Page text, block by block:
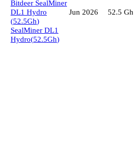
Bitdeer SealMiner
DL1 Hydro
(52.5Gh)
SealMiner DL1
Hydro(52.5Gh)
Jun 2026 52.5 Gh/